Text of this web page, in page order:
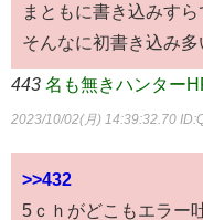
まともに書き込みす
そんなに初書き込み多
443 名も無きハンター
2023/10/02(月) 14:39:32.70
>>432
5ｃｈがどこもエラー